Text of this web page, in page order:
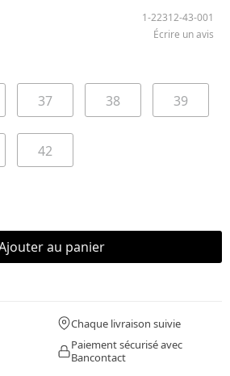
1-22312-43-001
Écrire un avis
37 38 39
42
Chaque livraison suivie
Paiement sécurisé avec
Bancontact